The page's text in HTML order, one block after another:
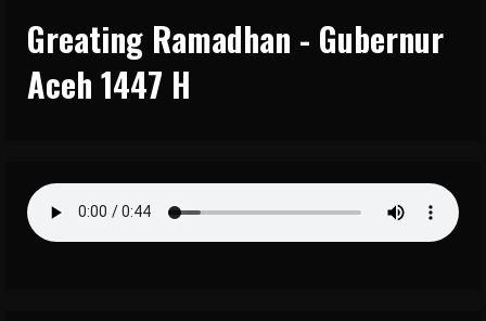
Greating Ramadhan - Gubernur
Aceh 1447 H